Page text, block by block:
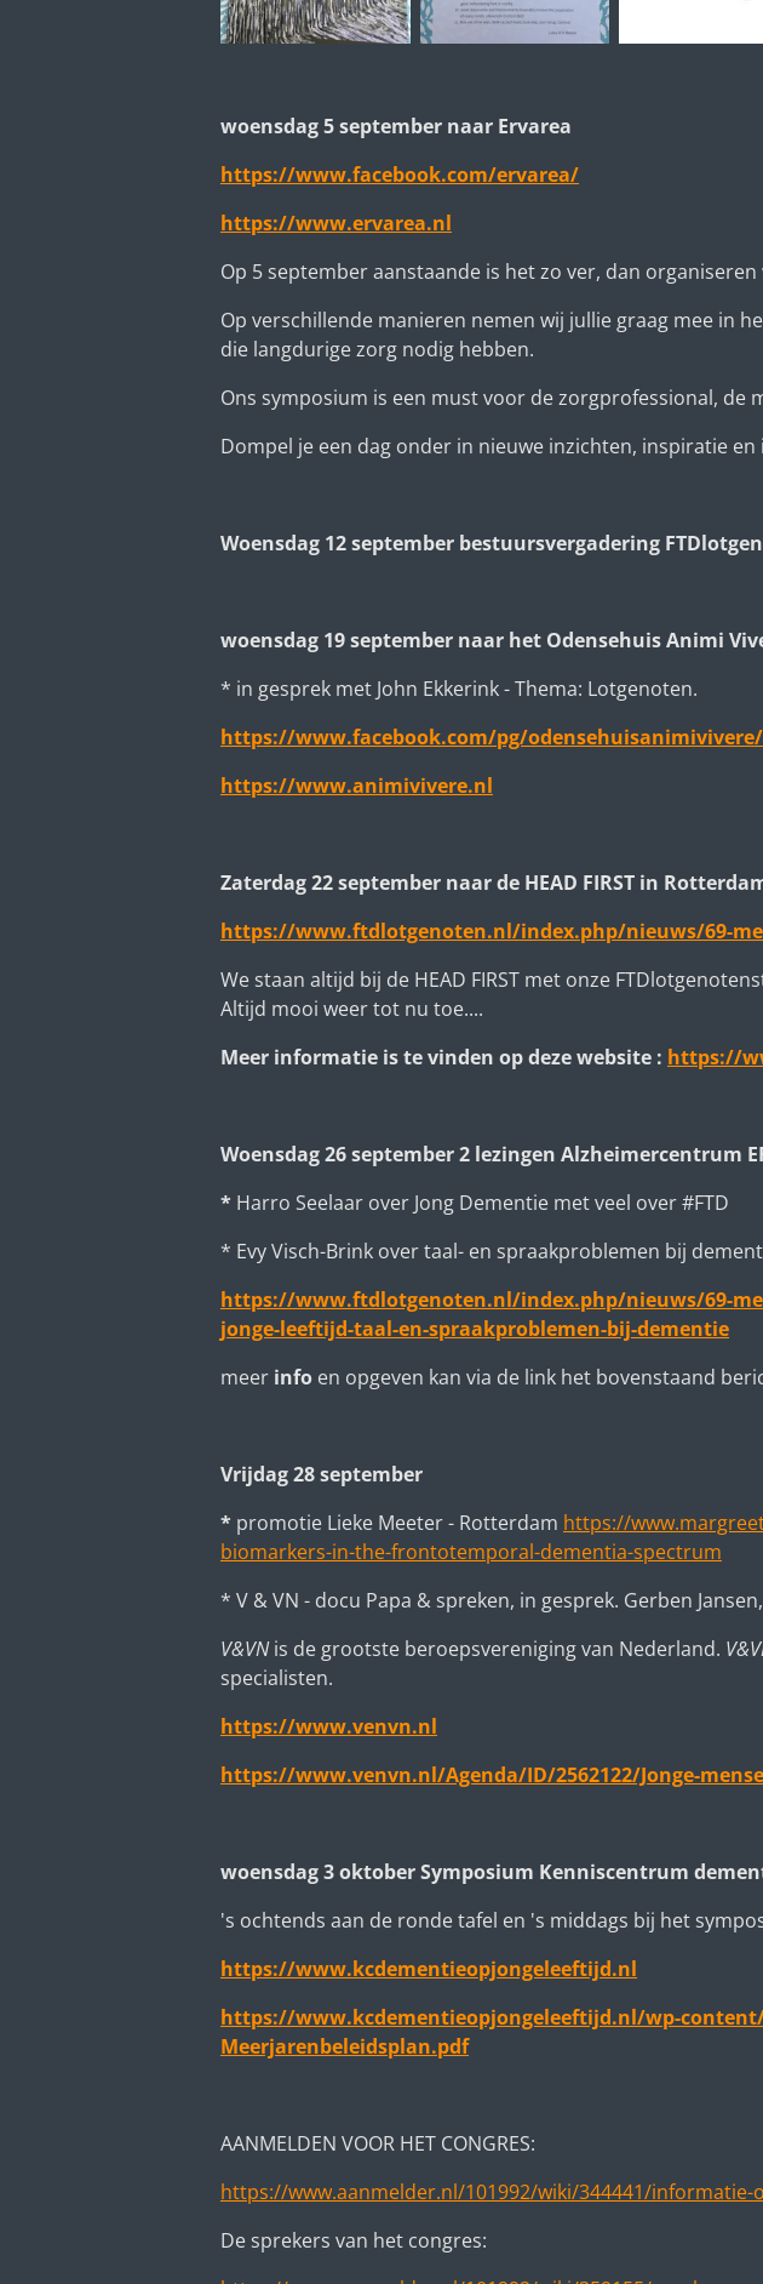
woensdag 5 september naar Ervarea
https://www.facebook.com/ervarea/
https://www.ervarea.nl
Op 5 september aanstaande is het zo ver, dan
Op verschillende manieren nemen wij jullie graag mee in
die langdurige zorg nodig hebben.
Ons symposium is een must voor de zorgprofessional, de
Dompel je een dag onder in nieuwe inzichten, inspiratie en
Woensdag 12 september bestuursvergadering
woensdag 19 september naar het Odensehuis Animi
* in gesprek met John Ekkerink - Thema: Lotgenoten.
https://www.facebook.com/pg/
https://www.animivivere.nl
Zaterdag 22 september naar de HEAD FIRST in
https://www.ftdlotgenoten.nl/index.php/nieuws/69-
We staan altijd bij de HEAD FIRST met onze
Altijd mooi weer tot nu toe....
Meer informatie is te vinden op deze website : https://
Woensdag 26 september 2 lezingen Alzheimercentrum
* Harro Seelaar over Jong Dementie met veel over #FTD
* Evy Visch-Brink over taal- en spraakproblemen bij
https://www.ftdlotgenoten.nl/index.php/nieuws/69-
jonge-leeftijd-taal-en-spraakproblemen-bij-dementie
meer info en opgeven kan via de link het bovenstaand
Vrijdag 28 september
* promotie Lieke Meeter - Rotterdam https://
biomarkers-in-the-frontotemporal-dementia-spectrum
* V & VN - docu Papa & spreken, in gesprek. Gerben
V&VNis de grootste beroepsvereniging van Nederland.
specialisten.
https://www.venvn.nl
https://www.venvn.nl/Agenda/ID/2562122/Jonge-
woensdag 3 oktober Symposium Kenniscentrum
's ochtends aan de ronde tafel en 's middags bij het
https://www.kcdementieopjongeleeftijd.nl
https://www.kcdementieopjongeleeftijd.nl/wp-
Meerjarenbeleidsplan.pdf
AANMELDEN VOOR HET CONGRES:
https://www.aanmelder.nl/101992/wiki/344441/informatie-
De sprekers van het congres: